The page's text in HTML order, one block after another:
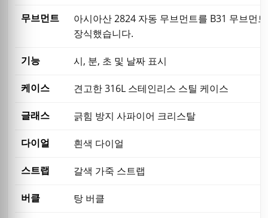
무브먼트
아시아산 2824 자동 무브먼트를 B31 무브먼
장식했습니다.
기능 시, 분, 초 및 날짜 표시
케이스 견고한 316L 스테인리스 스틸 케이스
글래스 긁힘 방지 사파이어 크리스탈
다이얼 흰색 다이얼
스트랩 갈색 가죽 스트랩
버클 탕 버클